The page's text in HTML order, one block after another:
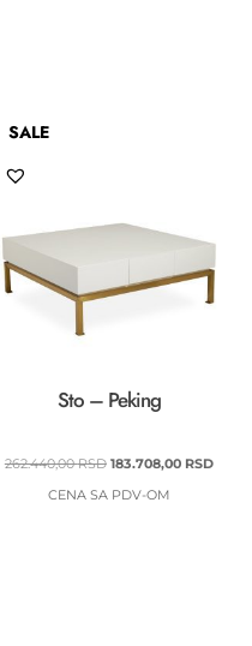
SALE
Sto – Peking
262.440,00RSD ORIGINALNA
CENA
183.708,00 RSD
CENA SA PDV-OM